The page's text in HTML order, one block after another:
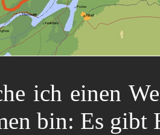
ich einen
bin: Es gibt